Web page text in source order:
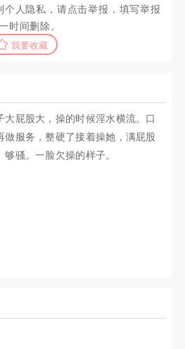
人隐私，请点击举报，填写举报
时间删除。
我要收藏
屁股大，操的时候淫水横流。口
服务，整硬了接着操她，满屁股
骚。一脸欠操的样子。